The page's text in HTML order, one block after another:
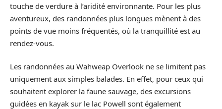
touche de verdure à l’aridité environnante. Pour les plus
aventureux, des randonnées plus longues mènent à des
points de vue moins fréquentés, où la tranquillité est au
rendez-vous.
Les randonnées au Wahweap Overlook ne se limitent pas
uniquement aux simples balades. En effet, pour ceux qui
souhaitent explorer la faune sauvage, des excursions
guidées en kayak sur le lac Powell sont également